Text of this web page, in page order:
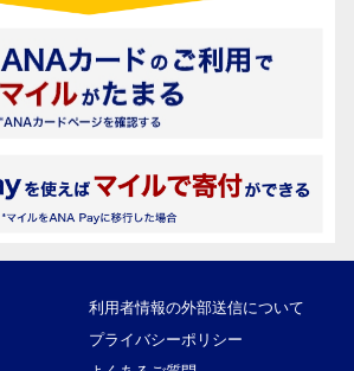
利用者情報の外部送信について
プライバシーポリシー